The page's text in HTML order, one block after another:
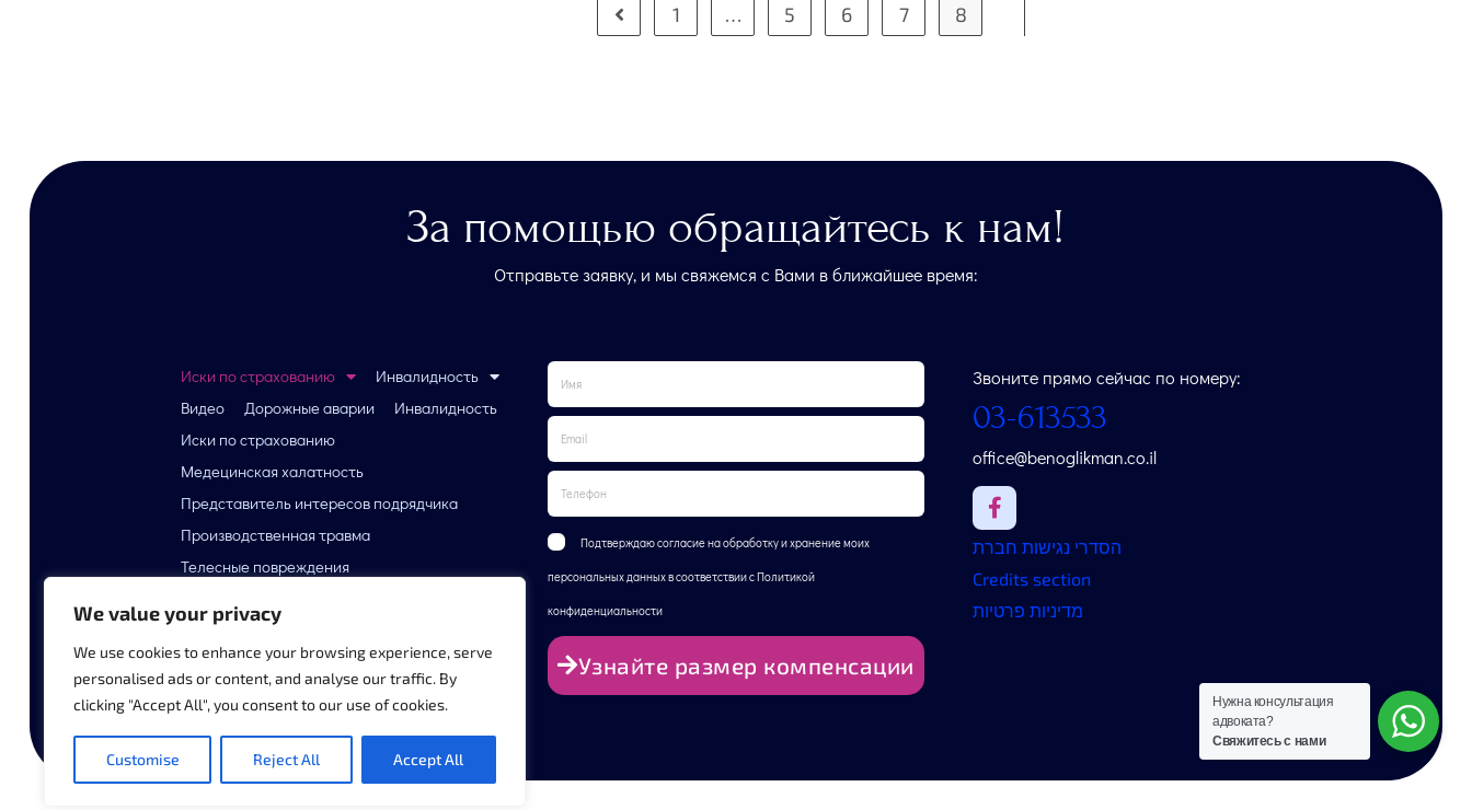
We value your privacy
We use cookies to enhance your browsing experience, serve
personalised ads or content, and analyse our traffic. By
clicking "Accept All", you consent to our use of cookies.
Customise Reject All Accept All
1 … 5 6 7 8
За помощью обращайтесь к нам!
Отправьте заявку, и мы свяжемся с Вами в ближайшее время:
Иски по страхованию
Инвалидность
Видео
Дорожные аварии
Инвалидность
Иски по страхованию
Медецинская халатность
Представитель интересов подрядчика
Производственная травма
Телесные повреждения
Подтверждаю согласие на обработку и хранение моих
персональных данных в соответствии с Политикой
конфиденциальности
Узнайте размер компенсации
Звоните прямо сейчас по номеру:
03-613533
office@benoglikman.co.il
הסדרי נגישות חברת
Credits section
מדיניות פרטיות
Нужна консультация
адвоката?
Свяжитесь с нами